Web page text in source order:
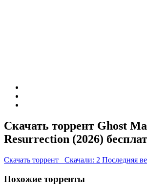
Скачать торрент Ghost
Resurrection (2026)
Скачать торрент Скачали: 2 Последняя
Похожие торренты